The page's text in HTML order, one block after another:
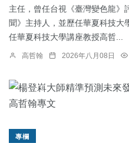
主任，曾任台視《臺灣變色龍》
聞》主持人，並歷任華夏科技大
任華夏科技大學講座教授高哲...
高哲翰 2026年八月08日
專欄